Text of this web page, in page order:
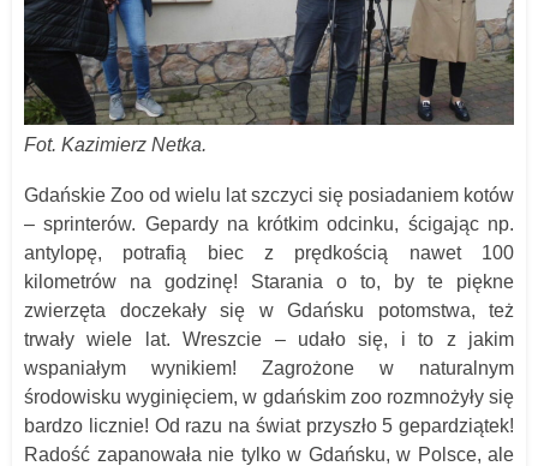
Fot. Kazimierz Netka.
Gdańskie Zoo od wielu lat szczyci się posiadaniem kotów
– sprinterów. Gepardy na krótkim odcinku, ścigając np.
antylopę, potrafią biec z prędkością nawet 100
kilometrów na godzinę! Starania o to, by te piękne
zwierzęta doczekały się w Gdańsku potomstwa, też
trwały wiele lat. Wreszcie – udało się, i to z jakim
wspaniałym wynikiem! Zagrożone w naturalnym
środowisku wyginięciem, w gdańskim zoo rozmnożyły się
bardzo licznie! Od razu na świat przyszło 5 gepardziątek!
Radość zapanowała nie tylko w Gdańsku, w Polsce, ale